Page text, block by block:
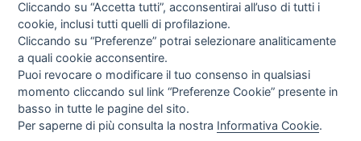
Direttrice Responsabile: Alessandra Costante | Registrazione al Tribunale Civile
Cliccando su “Accetta tutti”, acconsentirai all’uso di tutti i
cookie, inclusi tutti quelli di profilazione.
Cliccando su “Preferenze” potrai selezionare analiticamente
a quali cookie acconsentire.
Puoi revocare o modificare il tuo consenso in qualsiasi
momento cliccando sul link “Preferenze Cookie” presente in
basso in tutte le pagine del sito.
Per saperne di più consulta la nostra Informativa Cookie.